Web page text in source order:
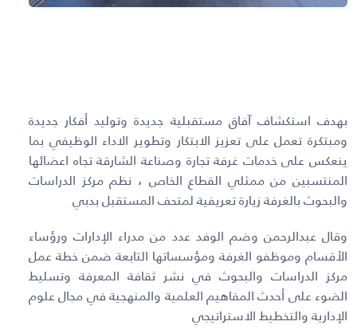
بهدف استكشاف آفاق مستقبلية جديدة وتوليد أفكار جديدة
ومبتكرة تعمل على تعزيز الابتكار وتطوير الاداء الوظيفي بما
ينعكس على خدمات غرفة تجارة وصناعة الشارقة تجاه اعضائها
المنتسبين من ممثلي القطاع الخاص ، نظم مركز الدراسات
والبحوث بالغرفة زيارة تعريفية لمتحف المستقبل بدبي
وقال عبدالرحمن وضم الوفد عدد من مدراء الإدارات ورؤساء
الأقسام وموظفو الغرفة ومؤسساتها التابعة ضمن خطة عمل
مركز الدراسات والبحوث في نشر ثقافة المعرفة وتسليط
الضوء على أحدث المفاهيم العلمية والمنهجية في مجال علوم
الإدارية والتخطيط الاستراتيجي